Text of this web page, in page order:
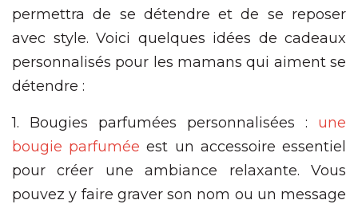
permettra de se détendre et de se reposer
avec style. Voici quelques idées de cadeaux
personnalisés pour les mamans qui aiment se
détendre :
1. Bougies parfumées personnalisées : une
bougie parfumée est un accessoire essentiel
pour créer une ambiance relaxante. Vous
pouvez y faire graver son nom ou un message